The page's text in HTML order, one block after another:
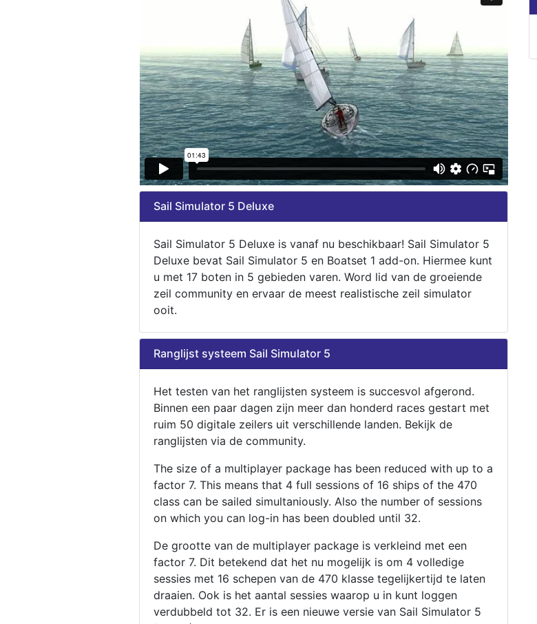
Sail Simulator 5 Deluxe
Sail Simulator 5 Deluxe is vanaf nu beschikbaar! Sail Simulator 5
Deluxe bevat Sail Simulator 5 en Boatset 1 add-on. Hiermee kunt
u met 17 boten in 5 gebieden varen. Word lid van de groeiende
zeil community en ervaar de meest realistische zeil simulator
ooit.
Ranglijst systeem Sail Simulator 5
Het testen van het ranglijsten systeem is succesvol afgerond.
Binnen een paar dagen zijn meer dan honderd races gestart met
ruim 50 digitale zeilers uit verschillende landen. Bekijk de
ranglijsten via de community.
The size of a multiplayer package has been reduced with up to a
factor 7. This means that 4 full sessions of 16 ships of the 470
class can be sailed simultaniously. Also the number of sessions
on which you can log-in has been doubled until 32.
De grootte van de multiplayer package is verkleind met een
factor 7. Dit betekend dat het nu mogelijk is om 4 volledige
sessies met 16 schepen van de 470 klasse tegelijkertijd te laten
draaien. Ook is het aantal sessies waarop u in kunt loggen
verdubbeld tot 32. Er is een nieuwe versie van Sail Simulator 5